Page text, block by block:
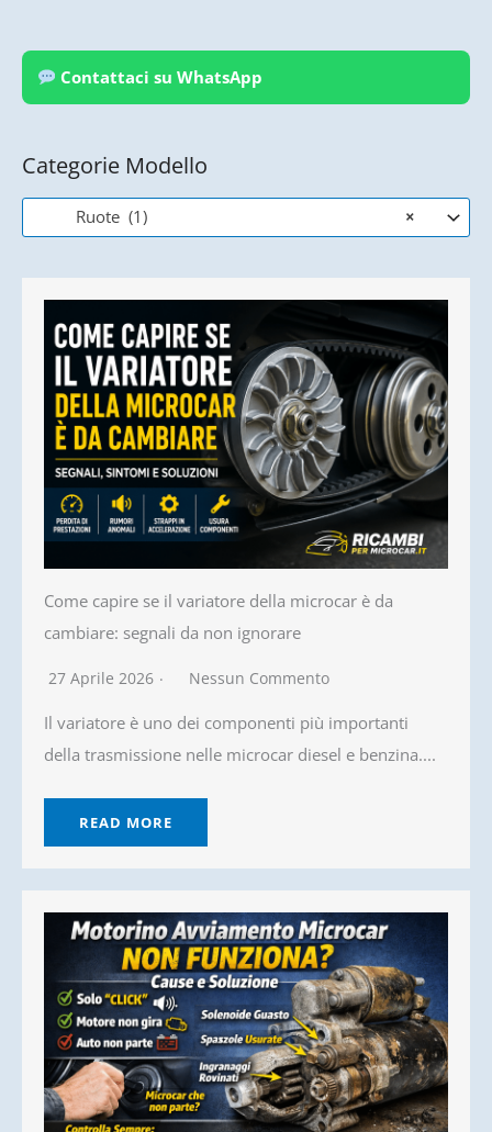
Contattaci su WhatsApp
Categorie Modello
×
Ruote (1)
Come capire se il variatore della microcar è da
cambiare: segnali da non ignorare
27 Aprile 2026 Nessun Commento
Il variatore è uno dei componenti più importanti
della trasmissione nelle microcar diesel e benzina....
READ MORE